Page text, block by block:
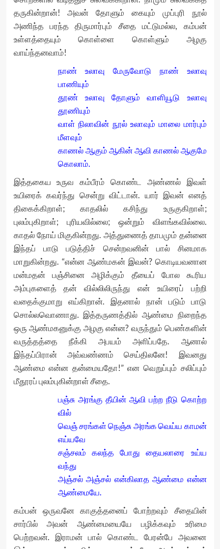
தருகின்றான்! அவன் தோளும் கையும் முப்புரி நூல்
அணிந்த பரந்த திருமார்பும் சீதை மட்டுமல்ல, கம்பன்
உள்ளத்தையும் கொள்ளை கொள்ளும் அழகு
வாய்ந்தனவாம்!
நாண் உலாவு மேருவோடு நாண் உலாவு
பாணியும்
தூண் உலாவு தோளும் வாளியூடு உலாவு
தூணியும்
வாள் நிலாவின் நூல் உலாவும் மாலை மார்பும்
மீளவும்
காணல் ஆகும் ஆகின் ஆவி காணல் ஆகுமே
கொலாம்.
இத்தகைய உருவ கம்பீரம் கொண்ட அண்ணல் இவள்
உயிரைக் கவர்ந்து சென்று விட்டான். யார் இவன் எனத்
திகைக்கிறாள்; காதலில் கசிந்து உருகுகிறாள்;
புலம்புகிறாள்; புரியவில்லை; ஒன்றும் விளங்கவில்லை.
காதல் நோய் மிகுகின்றது. அத்துணைத் தாபமும் தன்னை
இந்தப் பாடு படுத்திச் சென்றவனின் பால் சினமாக
மாறுகின்றது. “என்ன ஆண்மகன் இவன்? கொடியவனான
மன்மதன் பஞ்சினை அழிக்கும் தீயைப் போல கூரிய
அம்புகளைத் தன் வில்லிலிருந்து என் உயிரைப் பற்றி
வதைக்குமாறு எய்கிறான். இதனால் நான் படும் பாடு
சொல்லவொணாது. இத்தருணத்தில் ஆண்மை நிறைந்த
ஒரு ஆண்மகனுக்கு அழகு என்ன? வருந்தும் பெண்களின்
வருத்தத்தை நீக்கி அபயம் அளிப்பதே. ஆனால்
இந்தப்பிரான் அவ்வண்ணம் செய்திலனே! இவனது
ஆண்மை என்ன தன்மையதோ!” என வெறுப்பும் சலிப்பும்
மீதூரப் புலம்புகின்றாள் சீதை.
பஞ்சு அரங்கு தீயின் ஆவி பற்ற நீடு கொற்ற
வில்
வெஞ் சரங்கள் நெஞ்சு அரங்க வெய்ய காமன்
எய்யவே
சஞ்சலம் கலந்த போது தையலாரை உய்ய
வந்து
அஞ்சல் அஞ்சல் என்கிலாத ஆண்மை என்ன
ஆண்மையே.
கம்பன் ஒருவனே காகுத்தனைப் போற்றவும் சீதையின்
சார்பில் அவன் ஆண்மையையே பழிக்கவும் உரிமை
பெற்றவன். இராமன் பால் கொண்ட பேரன்பே அவனை